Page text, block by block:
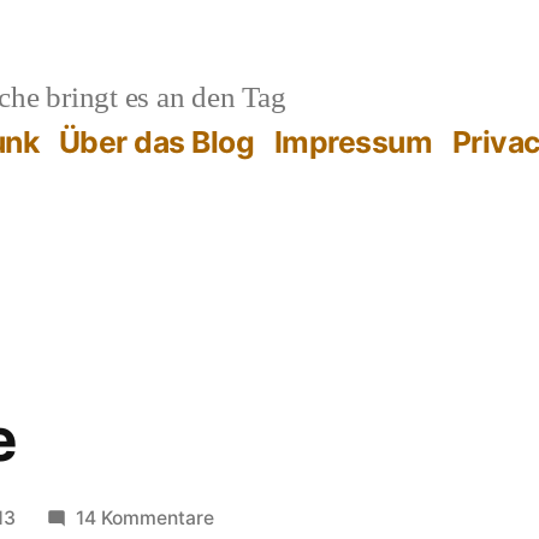
bringt es an den Tag
Über das Blog Impressum
14 Kommentarezu